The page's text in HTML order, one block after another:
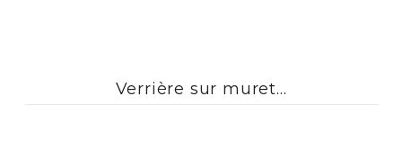
Verrière sur muret...